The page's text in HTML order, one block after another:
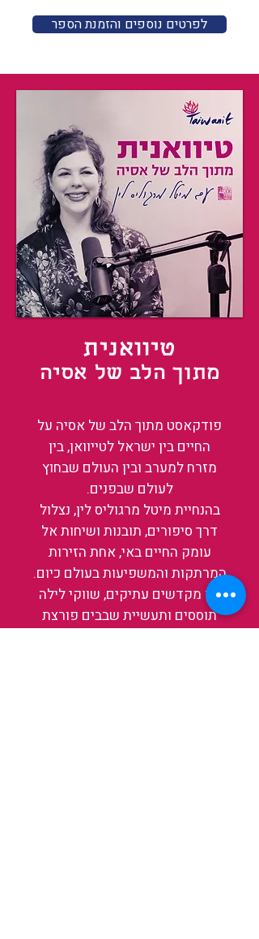
לפרטים נוספים והזמנת הספר
טיוואנית
מתוך הלב של אסיה
פודקאסט מתוך הלב של אסיה על
החיים בין ישראל לטייוואן, בין
מזרח למערב ובין העולם שבחוץ
לעולם שבפנים.
בהנחיית מיטל מרגוליס לין, נצלול
דרך סיפורים, תובנות ושיחות אל
עומק החיים באי, אחת הזירות
המרתקות והמשפיעות בעולם כיום.
בין מקדשים עתיקים, שווקי לילה
תוססים ותעשיית שבבים פורצת